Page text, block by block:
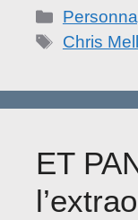
Étiquettes
Chris
ET